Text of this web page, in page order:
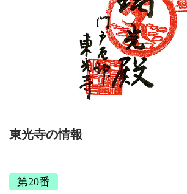
東光寺の情報
第20番